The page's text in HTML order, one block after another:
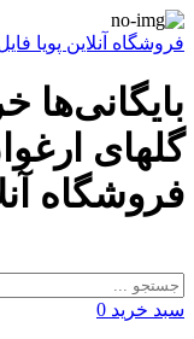
فروشگاه آنلاین پویا
بایگانی‌ها
گلهای
فروشگاه
سبد خرید 0